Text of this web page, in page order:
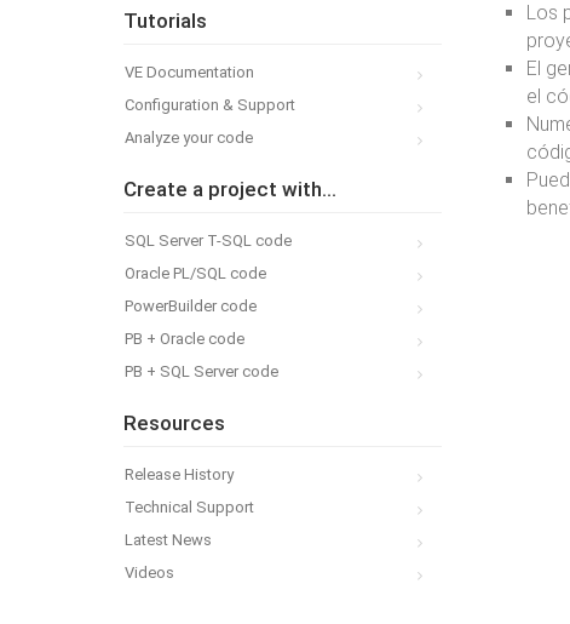
Los
El
el
Tutorials
VE Documentation
Configuration & Support
Analyze your code
Create a project with...
SQL Server T-SQL code
Oracle PL/SQL code
PowerBuilder code
PB + Oracle code
PB + SQL Server code
Resources
Release History
Technical Support
Latest News
Videos